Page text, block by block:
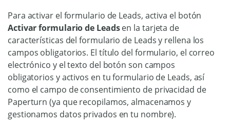
Para activar el formulario de Leads, activa el botón
Activar formulario de Leadsen la tarjeta de
características del formulario de Leads y rellena los
campos obligatorios. El título del formulario, el correo
electrónico y el texto del botón son campos
obligatorios y activos en tu formulario de Leads, así
como el campo de consentimiento de privacidad de
Paperturn (ya que recopilamos, almacenamos y
gestionamos datos privados en tu nombre).